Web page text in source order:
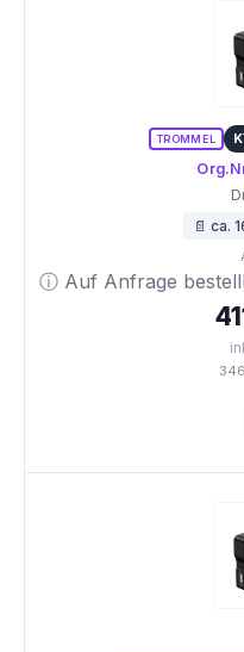
TROMMEL
📄 ca.
ⓘ Auf Anfrage